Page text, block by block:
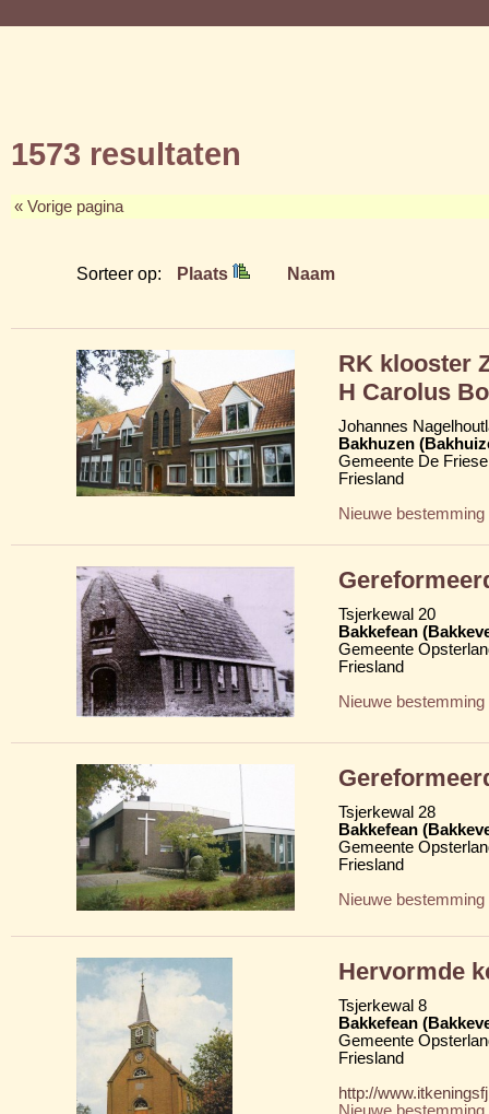
1573 resultaten
« Vorige pagina
Sorteer op: Plaats Naam
RK klooster
H Carolus
Johannes
Bakhuzen
Gemeente De
Friesland
Nieuwe bestemming
Tsjerkewal 20
Bakkefean
Gemeente
Friesland
Nieuwe bestemming
Tsjerkewal 28
Bakkefean
Gemeente
Friesland
Nieuwe bestemming
Hervormde
Tsjerkewal 8
Bakkefean
Gemeente
Friesland
http://
Nieuwe bestemming